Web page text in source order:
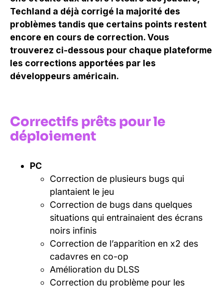
Techland a déjà corrigé la majorité des
problèmes tandis que certains points restent
encore en cours de correction. Vous
trouverez ci-dessous pour chaque plateforme
les corrections apportées par les
développeurs américain.
Correctifs prêts pour le
déploiement
PC
Correction de plusieurs bugs qui
plantaient le jeu
Correction de bugs dans quelques
situations qui entrainaient des écrans
noirs infinis
Correction de l’apparition en x2 des
cadavres en co-op
Amélioration du DLSS
Correction du problème pour les